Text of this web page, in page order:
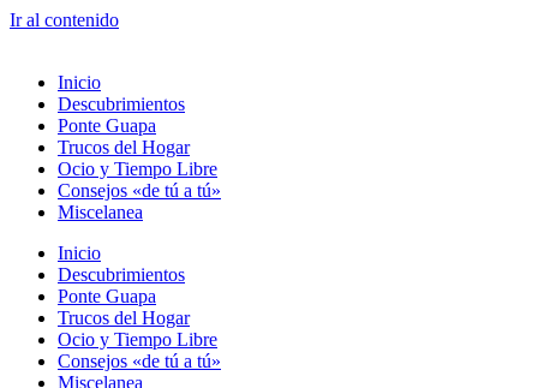
Ir al contenido
Inicio
Descubrimientos
Ponte Guapa
Trucos del Hogar
Ocio y Tiempo Libre
Consejos «de tú a tú»
Miscelanea
Inicio
Descubrimientos
Ponte Guapa
Trucos del Hogar
Ocio y Tiempo Libre
Consejos «de tú a tú»
Miscelanea